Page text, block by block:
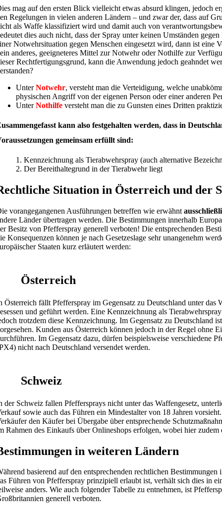
mag auf den ersten Blick vielleicht etwas absurd klingen, jedoch
Regelungen in vielen anderen Ländern – und zwar der, dass auf
als Waffe klassifiziert wird und damit auch von
dies auch nicht, dass der Spray unter keinen Umständen
Notwehrsituation gegen Menschen eingesetzt wird, dann ist eine
anderes, geeigneteres Mittel zur Notwehr oder Nothilfe zur
Rechtfertigungsgrund, kann die Anwendung jedoch geahndet
UnterNotwehr, versteht man die Verteidigung, welche
physischen Angriff von der eigenen Person oder einer anderen
UnterNothilfe versteht man die zu Gunsten eines Dritten
kann also festgehalten werden, dass in
gemeinsam erfüllt sind:
1. Kennzeichnung als Tierabwehrspray (auch alternative
2. Der Bereithaltegrund in der Tierabwehr liegt
Situation in Österreich und der
vorangegangenen Ausführungen betreffen wie erwähnt
Länder übertragen werden. Die Bestimmungen innerhalb
Besitz von Pfefferspray generell verboten! Die entsprechenden
Konsequenzen können je nach Gesetzeslage sehr unangenehm
Staaten kurz erläutert werden:
Österreich
Österreich fällt Pfefferspray im Gegensatz zu Deutschland unter das
und geführt werden. Eine Kennzeichnung als
trotzdem diese Kennzeichnung. Im Gegensatz zu Deutschland
Kunden aus Österreich können jedoch in der Regel ohne
Im Gegensatz dazu, dürfen beispielsweise verschiedene
nicht nach Deutschland versendet werden.
Schweiz
der Schweiz fallen Pfeffersprays nicht unter das Waffengesetz,
sowie auch das Führen ein Mindestalter von 18 Jahren
den Käufer bei Übergabe über entsprechende
Rahmen des Einkaufs über Onlineshops erfolgen, wobei hier
in weiteren Ländern
basierend auf den entsprechenden rechtlichen
Führen von Pfefferspray prinzipiell erlaubt ist, verhält sich dies in
anders. Wie auch folgender Tabelle zu entnehmen, ist
generell verboten.